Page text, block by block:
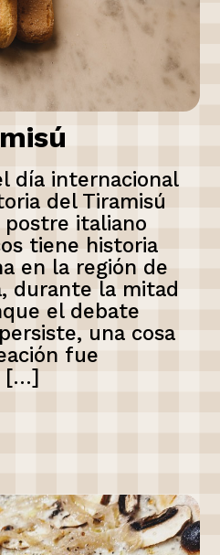
día internacional
del Tiramisú
italiano
tiene historia
en la región de
durante la mitad
el debate
una cosa
fue
[…]